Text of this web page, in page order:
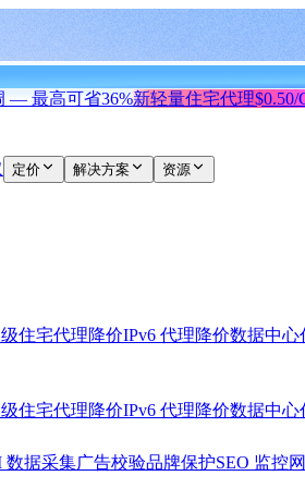
— 最高可省36%新轻量住宅代理$0.50/
定价 解决方案
资源
住宅代理降价IPv6 代理降价数据中心
住宅代理降价IPv6 代理降价数据中心
数据采集广告校验品牌保护SEO 监控